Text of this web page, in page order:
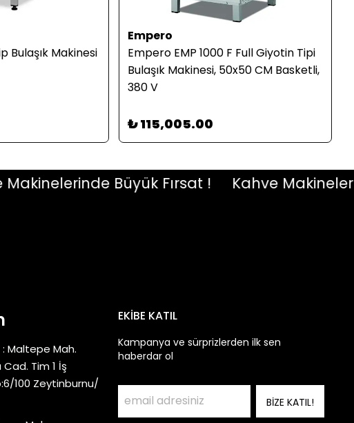
Bulaşık Makinesi
Empero
Empero EMP 1000 F Full Giyotin Tipi
Bulaşık Makinesi, 50x50 CM Basketli,
380 V
₺ 115,005.00
Büyük Fırsat ! Kahve
Maltepe Mah.
Tim 1 İş
100 Zeytinburnu/
EKİBE KATIL
Kampanya ve sürprizlerden ilk sen
haberdar ol
BİZE KATIL!